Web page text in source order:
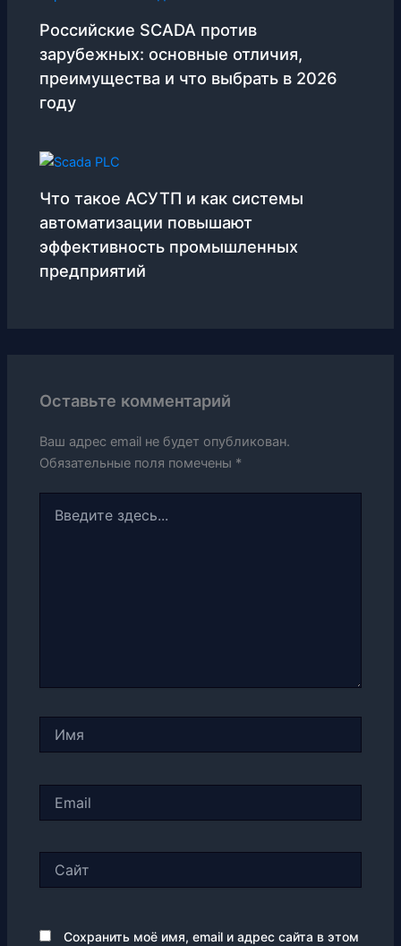
Российские SCADA против
зарубежных: основные отличия,
преимущества и что выбрать в 2026
году
Что такое АСУТП и как системы
автоматизации повышают
эффективность промышленных
предприятий
Оставьте комментарий
Ваш адрес email не будет опубликован.
Обязательные поля помечены *
здесь...
Сохранить моё имя, email и адрес сайта в этом